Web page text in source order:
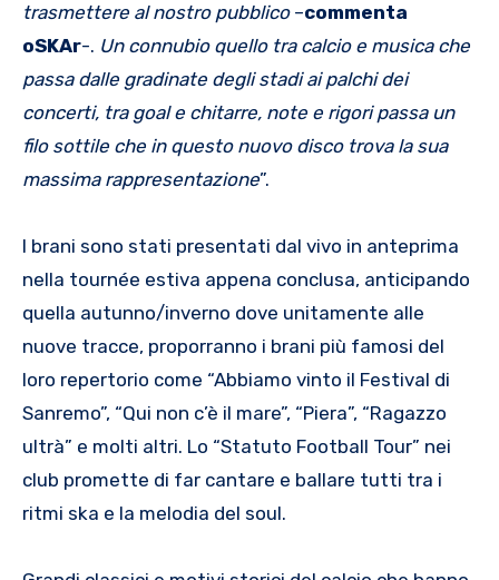
trasmettere al nostro pubblico–commenta
oSKAr-. Un connubio quello tra calcio e musica che
passa dalle gradinate degli stadi ai palchi dei
concerti, tra goal e chitarre, note e rigori passa un
filo sottile che in questo nuovo disco trova la sua
massima rappresentazione”.
I brani sono stati presentati dal vivo in anteprima
nella tournée estiva appena conclusa, anticipando
quella autunno/inverno dove unitamente alle
nuove tracce, proporranno i brani più famosi del
loro repertorio come “Abbiamo vinto il Festival di
Sanremo”, “Qui non c’è il mare”, “Piera”, “Ragazzo
ultrà” e molti altri. Lo “Statuto Football Tour” nei
club promette di far cantare e ballare tutti tra i
ritmi ska e la melodia del soul.